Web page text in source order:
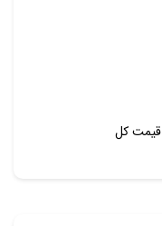
قیمت کل